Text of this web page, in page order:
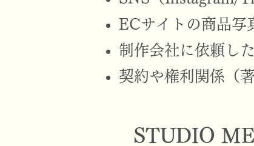
ECサイトの商品写
制作会社に依頼し
契約や権利関係（
STUDIO